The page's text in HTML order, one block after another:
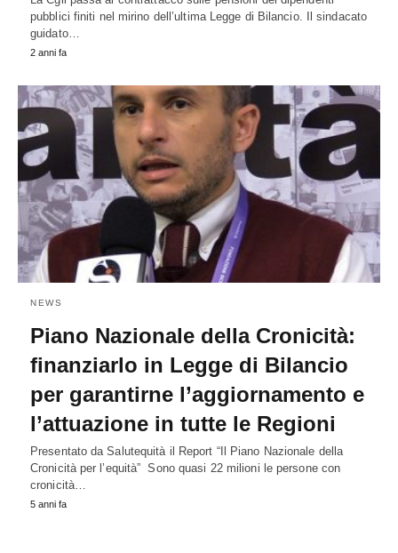
pubblici finiti nel mirino dell’ultima Legge di Bilancio. Il sindacato
guidato…
2 anni fa
NEWS
Piano Nazionale della Cronicità:
finanziarlo in Legge di Bilancio
per garantirne l’aggiornamento e
l’attuazione in tutte le Regioni
Presentato da Salutequità il Report “Il Piano Nazionale della
Cronicità per l’equità” Sono quasi 22 milioni le persone con
cronicità…
5 anni fa